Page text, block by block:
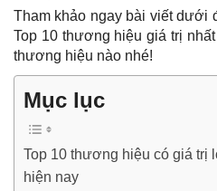
Tham khảo ngay bài viết dưới
Top 10 thương hiệu giá trị
thương hiệu nào nhé!
Mục lục
Top 10 thương hiệu có giá trị
hiện nay